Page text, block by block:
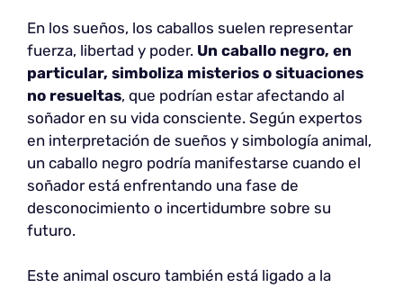
En los sueños, los caballos suelen representar
fuerza, libertad y poder. Un caballo negro, en
particular, simboliza misterios o situaciones
no resueltas, que podrían estar afectando al
soñador en su vida consciente. Según expertos
en interpretación de sueños y simbología animal,
un caballo negro podría manifestarse cuando el
soñador está enfrentando una fase de
desconocimiento o incertidumbre sobre su
futuro.
Este animal oscuro también está ligado a la